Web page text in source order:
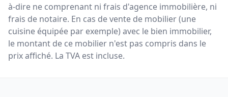
à-dire ne comprenant ni frais d'agence immobilière, ni
frais de notaire. En cas de vente de mobilier (une
cuisine équipée par exemple) avec le bien immobilier,
le montant de ce mobilier n'est pas compris dans le
prix affiché. La TVA est incluse.